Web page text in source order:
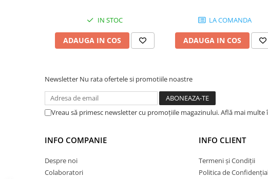
Benzi de Etanșare
Hidroizolații Flexibile
Hidroizolații Bituminoase
Hidrofobizare și Tratamente
Amorse Tencuieli
Pardoseli și Nivelare Suport
Nivelare Grosieră
IN STOC
ADAUGA IN COS
LA COMANDA
ADAUGA IN COS
Newsletter Nu rata ofertele si promotiile noastre
Vreau să primesc newsletter cu promoțiile magazinului. Află mai multe
INFO COMPANIE
Despre noi
Colaboratori
INFO CLIENT
Termeni și Condiții
Politica de